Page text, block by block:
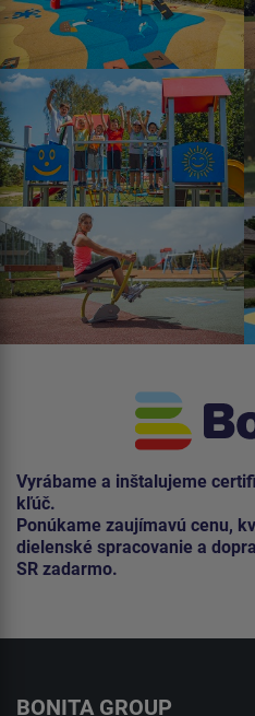
Vyrábame a inštalujeme
kľúč.
Ponúkame zaujímavú cenu,
dielenské spracovanie a
SR zadarmo.
BONITA GROUP